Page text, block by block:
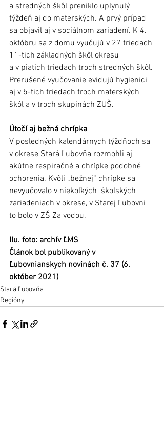
a stredných škôl preniklo uplynulý
týždeň aj do materských. A prvý prípad
sa objavil aj v sociálnom zariadení. K 4.
októbru sa z domu vyučujú v 27 triedach
11-tich základných škôl okresu
a v piatich triedach troch stredných škôl.
Prerušené vyučovanie evidujú hygienici
aj v 5-tich triedach troch materských
škôl a v troch skupinách ZUŠ.
Útočí aj bežná chrípka
V posledných kalendárnych týždňoch sa
v okrese Stará Ľubovňa rozmohli aj
akútne respiračné a chrípke podobné
ochorenia. Kvôli „bežnej“ chrípke sa
nevyučovalo v niekoľkých  školských
zariadeniach v okrese, v Starej Ľubovni
to bolo v ZŠ Za vodou.
Ilu. foto: archív ĽMS
Článok bol publikovaný v
Ľubovnianskych novinách č. 37 (6.
október 2021)
Stará Ľubovňa
Regióny